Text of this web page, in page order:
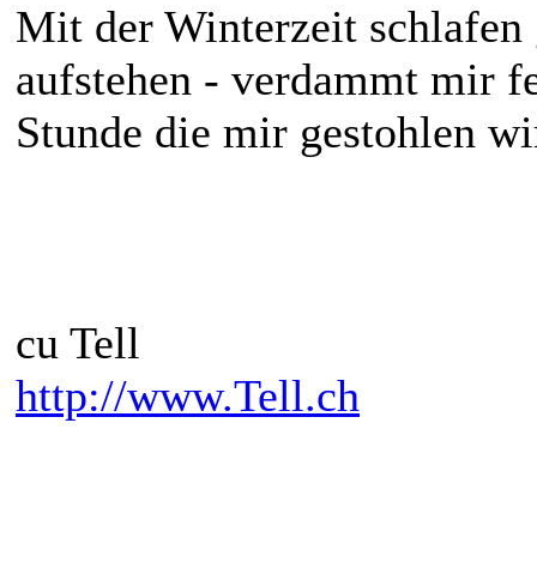
Mit der Winterzeit schlafen
aufstehen - verdammt mir
Stunde die mir gestohlen
cu Tell
http://www.Tell.ch